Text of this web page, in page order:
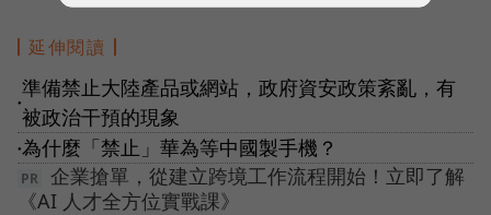
延伸閱讀
●
準備禁止大陸產品或網站，政府資安政策紊亂，有
被政治干預的現象
●為什麼「禁止」華為等中國製手機？
企業搶單，從建立跨境工作流程開始！立即了解
《AI 人才全方位實戰課》